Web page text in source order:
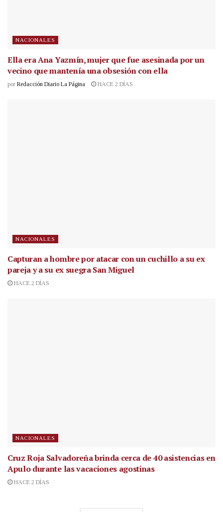
NACIONALES
Ella era Ana Yazmín, mujer que fue asesinada por un
vecino que mantenía una obsesión con ella
por Redacción Diario La Página HACE 2 DÍAS
NACIONALES
Capturan a hombre por atacar con un cuchillo a su ex
pareja y a su ex suegra San Miguel
HACE 2 DÍAS
NACIONALES
Cruz Roja Salvadoreña brinda cerca de 40 asistencias en
Apulo durante las vacaciones agostinas
HACE 2 DÍAS